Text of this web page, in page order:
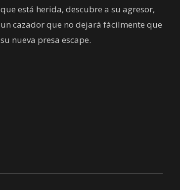
que está herida, descubre a su agresor,
un cazador que no dejará fácilmente que
su nueva presa escape.